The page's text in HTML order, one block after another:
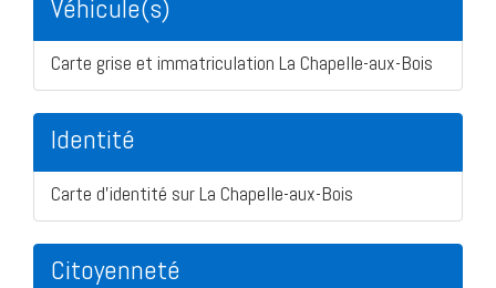
Véhicule(s)
Carte grise et immatriculation La Chapelle-aux-Bois
Identité
Carte d'identité sur La Chapelle-aux-Bois
Citoyenneté